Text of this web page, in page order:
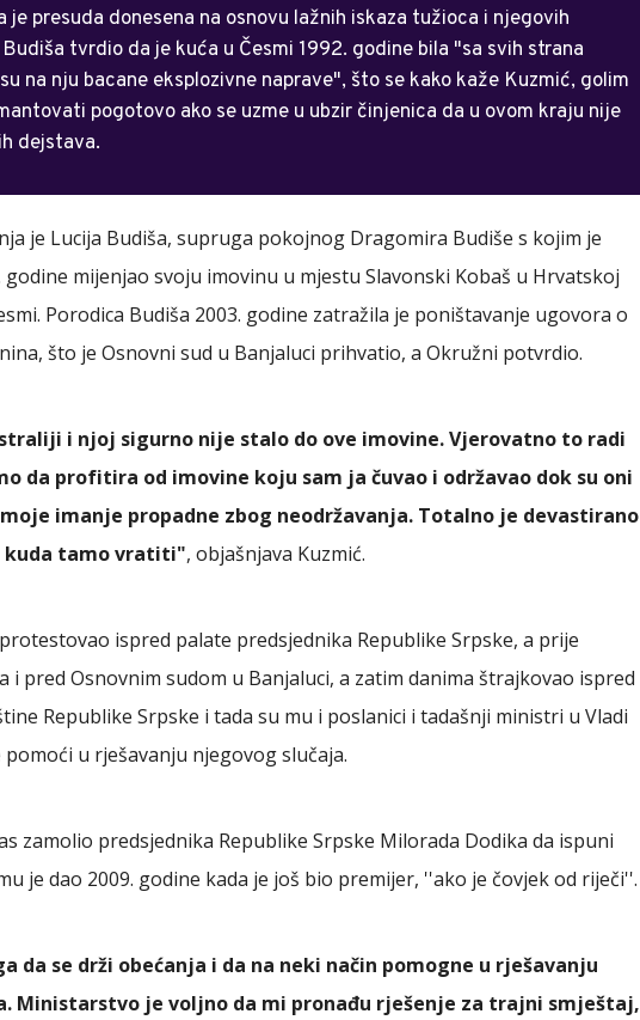
je presuda donesena na osnovu lažnih iskaza tužioca i njegovih
tvrdio da je kuća u Česmi 1992. godine bila "sa svih strana
na nju bacane eksplozivne naprave", što se kako kaže Kuzmić, golim
pogotovo ako se uzme u ubzir činjenica da u ovom kraju nije
dejstava.
je Lucija Budiša, supruga pokojnog Dragomira Budiše s kojim je
godine mijenjao svoju imovinu u mjestu Slavonski Kobaš u Hrvatskoj
Porodica Budiša 2003. godine zatražila je poništavanje ugovora o
što je Osnovni sud u Banjaluci prihvatio, a Okružni potvrdio.
i njoj sigurno nije stalo do ove imovine. Vjerovatno to radi
da profitira od imovine koju sam ja čuvao i održavao dok su oni
imanje propadne zbog neodržavanja. Totalno je devastirano
kuda tamo vratiti", objašnjava Kuzmić.
ispred palate predsjednika Republike Srpske, a prije
i pred Osnovnim sudom u Banjaluci, a zatim danima štrajkovao ispred
Republike Srpske i tada su mu i poslanici i tadašnji ministri u Vladi
pomoći u rješavanju njegovog slučaja.
zamolio predsjednika Republike Srpske Milorada Dodika da ispuni
je dao 2009. godine kada je još bio premijer, ''ako je čovjek od riječi''.
da se drži obećanja i da na neki način pomogne u rješavanju
Ministarstvo je voljno da mi pronađu rješenje za trajni smještaj,